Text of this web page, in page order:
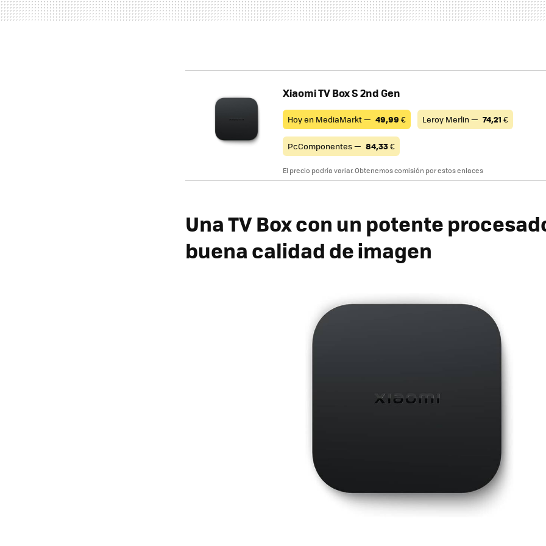
Xiaomi TV Box S 2nd Gen
Hoy en MediaMarkt — 49,99 € Leroy Merlin — 74,21 €
PcComponentes — 84,33€
El precio podría variar. Obtenemos comisión por estos enlaces
Una TV Box con un potente
buena calidad de imagen